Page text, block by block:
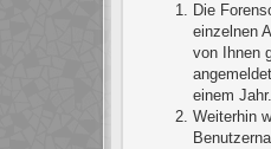
Die
einzelnen
von Ihnen
einem
Weiterhin